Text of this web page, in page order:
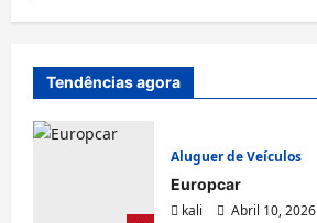
Tendências agora
Aluguer de Veículos
Europcar
kali
Abril 10, 2026